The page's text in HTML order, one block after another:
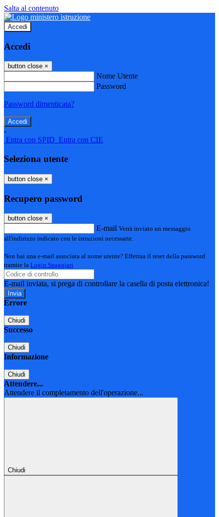
Salta al contenuto
Accedi
Accedi
button close ×
Nome Utente
Password
Password dimenticata?
-
Entra con SPID Entra con CIE
Seleziona utente
button close ×
Recupero password
button close ×
E-mail Verrà inviato un messaggio
all'indirizzo indicato con le istruzioni necessarie.
Non hai una e-mail associata al nome utente? Effettua il reset della password
tramite la Login Spaggiari
E-mail inviata, si prega di controllare la casella di posta elettronica!
Errore
Chiudi
Successo
Chiudi
Informazione
Chiudi
Attendere...
Attendere il completamento dell'operazione...
Chiudi